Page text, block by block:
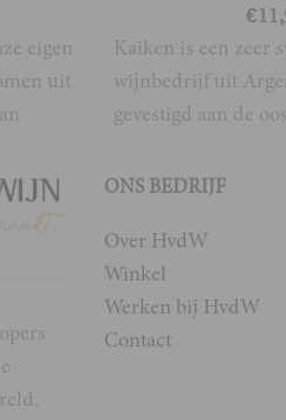
eigen
uit
€
Kaiken is een zeer
wijnbedrijf uit
gevestigd aan de
ONS BEDRIJF
Over HvdW
Winkel
Werken bij HvdW
Contact